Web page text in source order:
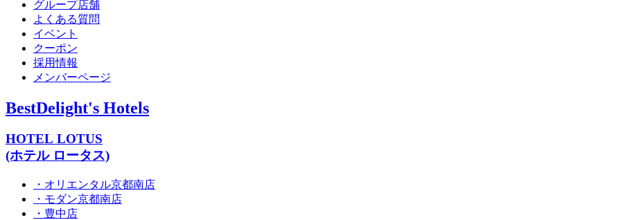
グループ店舗
よくある質問
イベント
クーポン
採用情報
メンバーページ
BestDelight's Hotels
HOTEL LOTUS
(ホテル ロータス)
・オリエンタル京都南店
・モダン京都南店
・豊中店